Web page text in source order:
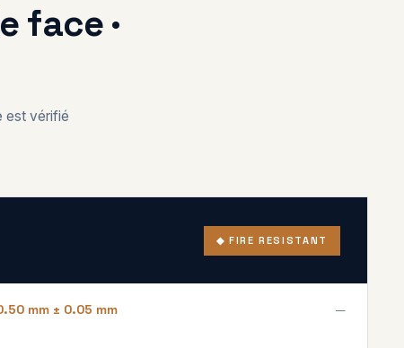
face ·
est vérifié
◆ FIRE RESISTANT
mm ± 0.05 mm —